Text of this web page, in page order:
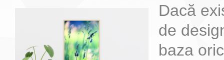
Marmura este solutia perfecta pentru realizarea blaturilor pentru baie
Cum sa alegi piatra naturala potrivita pentru locuinta ta
Blaturile de bucatarie din marmura sunt foarte elegante si de asemenea
Dacă
de
baza